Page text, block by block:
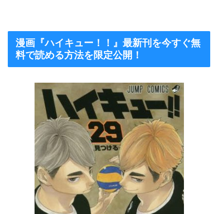
漫画『ハイキュー！！』最新刊を今すぐ無
料で読める方法を限定公開！